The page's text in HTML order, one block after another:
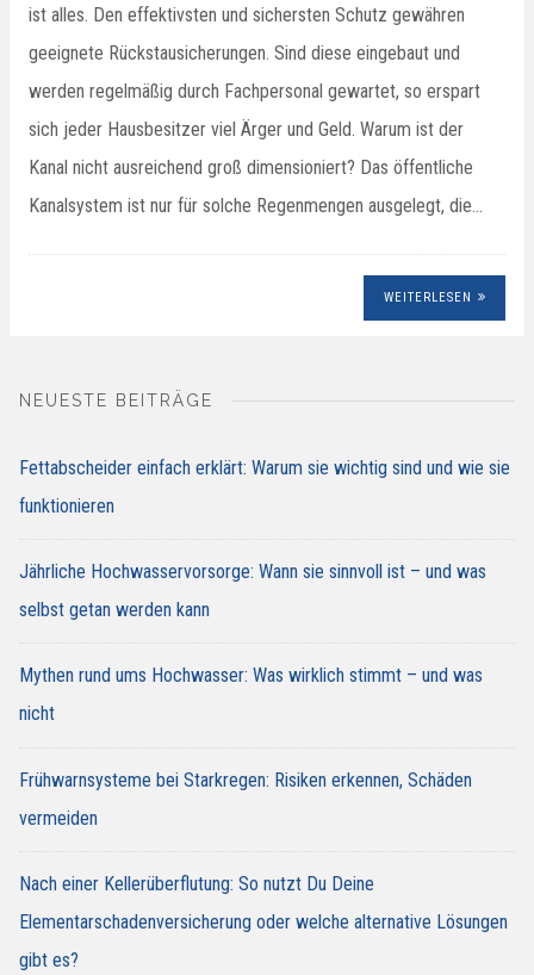
ist alles. Den effektivsten und sichersten Schutz gewähren
geeignete Rückstausicherungen. Sind diese eingebaut und
werden regelmäßig durch Fachpersonal gewartet, so erspart
sich jeder Hausbesitzer viel Ärger und Geld. Warum ist der
Kanal nicht ausreichend groß dimensioniert? Das öffentliche
Kanalsystem ist nur für solche Regenmengen ausgelegt, die…
WEITERLESEN
NEUESTE BEITRÄGE
Fettabscheider einfach erklärt: Warum sie wichtig sind und wie sie
funktionieren
Jährliche Hochwasservorsorge: Wann sie sinnvoll ist – und was
selbst getan werden kann
Mythen rund ums Hochwasser: Was wirklich stimmt – und was
nicht
Frühwarnsysteme bei Starkregen: Risiken erkennen, Schäden
vermeiden
Nach einer Kellerüberflutung: So nutzt Du Deine
Elementarschadenversicherung oder welche alternative Lösungen
gibt es?